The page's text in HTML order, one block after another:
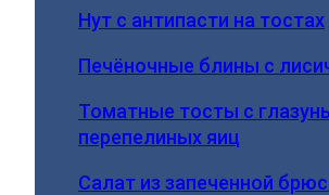
Нут с антипасти на тостах
Печёночные блины с
Томатные тосты с
перепелиных яиц
Салат из запеченной